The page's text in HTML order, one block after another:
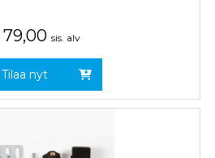
79,00 sis. alv
Tilaa nyt